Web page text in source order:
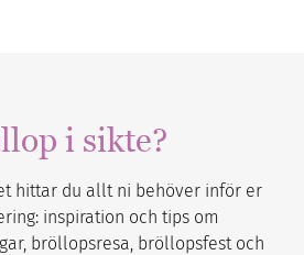
i sikte?
hittar du allt ni behöver inför er
inspiration och tips om
bröllopsresa, bröllopsfest och